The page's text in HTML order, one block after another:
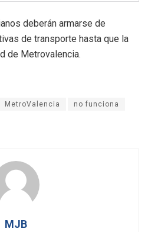
deberán armarse de
de transporte hasta que la
de Metrovalencia.
MetroValencia no funciona
MJB